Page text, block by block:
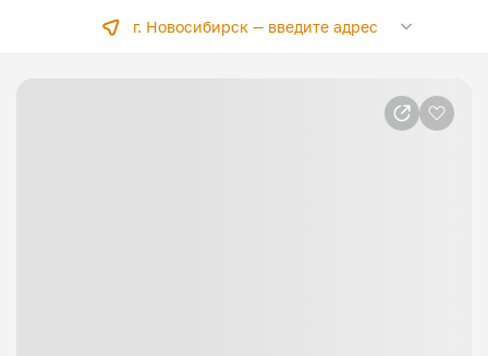
г. Новосибирск —введите адрес